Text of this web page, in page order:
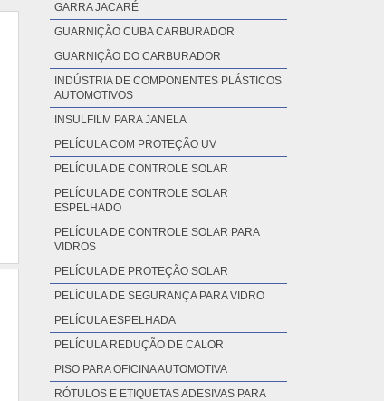
GARRA JACARÉ
GUARNIÇÃO CUBA CARBURADOR
GUARNIÇÃO DO CARBURADOR
INDÚSTRIA DE COMPONENTES PLÁSTICOS
AUTOMOTIVOS
INSULFILM PARA JANELA
PELÍCULA COM PROTEÇÃO UV
PELÍCULA DE CONTROLE SOLAR
PELÍCULA DE CONTROLE SOLAR
ESPELHADO
PELÍCULA DE CONTROLE SOLAR PARA
VIDROS
PELÍCULA DE PROTEÇÃO SOLAR
PELÍCULA DE SEGURANÇA PARA VIDRO
PELÍCULA ESPELHADA
PELÍCULA REDUÇÃO DE CALOR
PISO PARA OFICINA AUTOMOTIVA
RÓTULOS E ETIQUETAS ADESIVAS PARA